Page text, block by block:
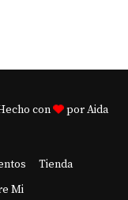
Tienda
Mi
con
por Aida